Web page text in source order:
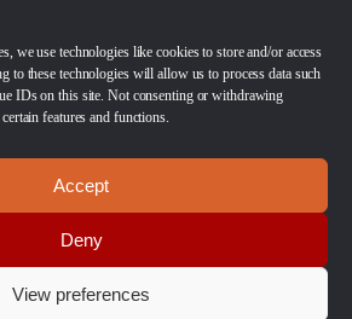
we use technologies like cookies to store and/or access
to these technologies will allow us to process data such
IDs on this site. Not consenting or withdrawing
features and functions.
Accept
Deny
View preferences
en Zo
webshop voor table-top games en
materialen, bases en sokkels.